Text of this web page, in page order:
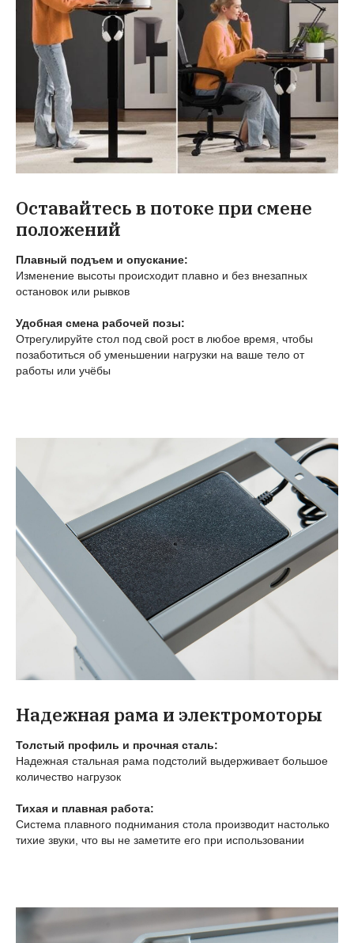
Оставайтесь в потоке при смене
положений
Плавный подъем и опускание:
Изменение высоты происходит плавно и без внезапных
остановок или рывков
Удобная смена рабочей позы:
Отрегулируйте стол под свой рост в любое время, чтобы
позаботиться об уменьшении нагрузки на ваше тело от
работы или учёбы
Надежная рама и электромоторы
Толстый профиль и прочная сталь:
Надежная стальная рама подстолий выдерживает большое
количество нагрузок
Тихая и плавная работа:
Система плавного поднимания стола производит настолько
тихие звуки, что вы не заметите его при использовании